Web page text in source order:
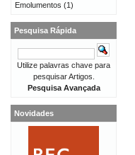
Emolumentos (1)
Pesquisa Rápida
Utilize palavras chave para
pesquisar Artigos.
Pesquisa Avançada
Novidades